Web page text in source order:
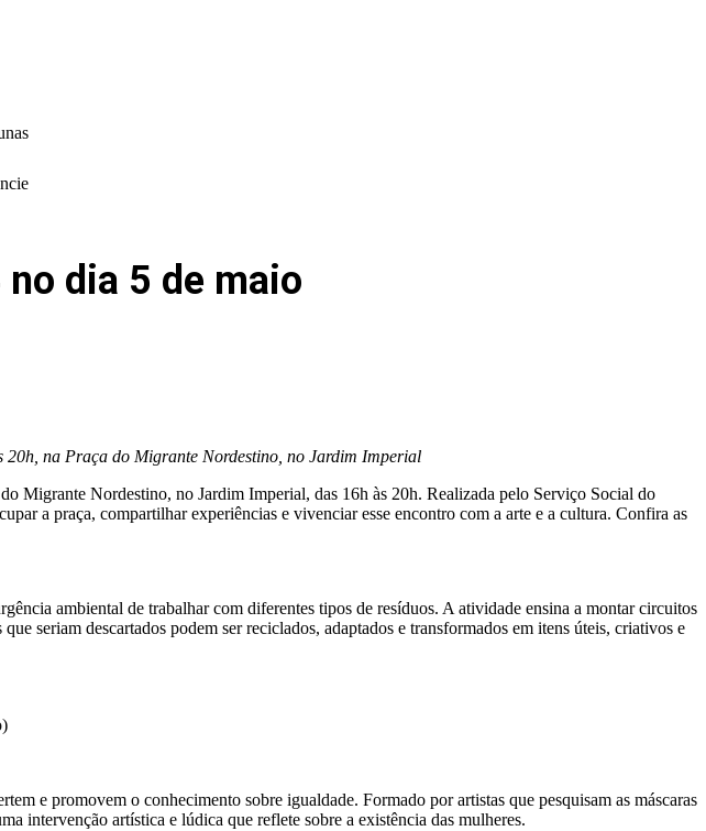
dia 5 de maio
20h, na Praça do Migrante Nordestino, no Jardim Imperial
Migrante Nordestino, no Jardim Imperial, das 16h às 20h. Realizada pelo Serviço Social do
a praça, compartilhar experiências e vivenciar esse encontro com a arte e a cultura. Confira as
ambiental de trabalhar com diferentes tipos de resíduos. A atividade ensina a montar circuitos
seriam descartados podem ser reciclados, adaptados e transformados em itens úteis, criativos e
e promovem o conhecimento sobre igualdade. Formado por artistas que pesquisam as máscaras
intervenção artística e lúdica que reflete sobre a existência das mulheres.